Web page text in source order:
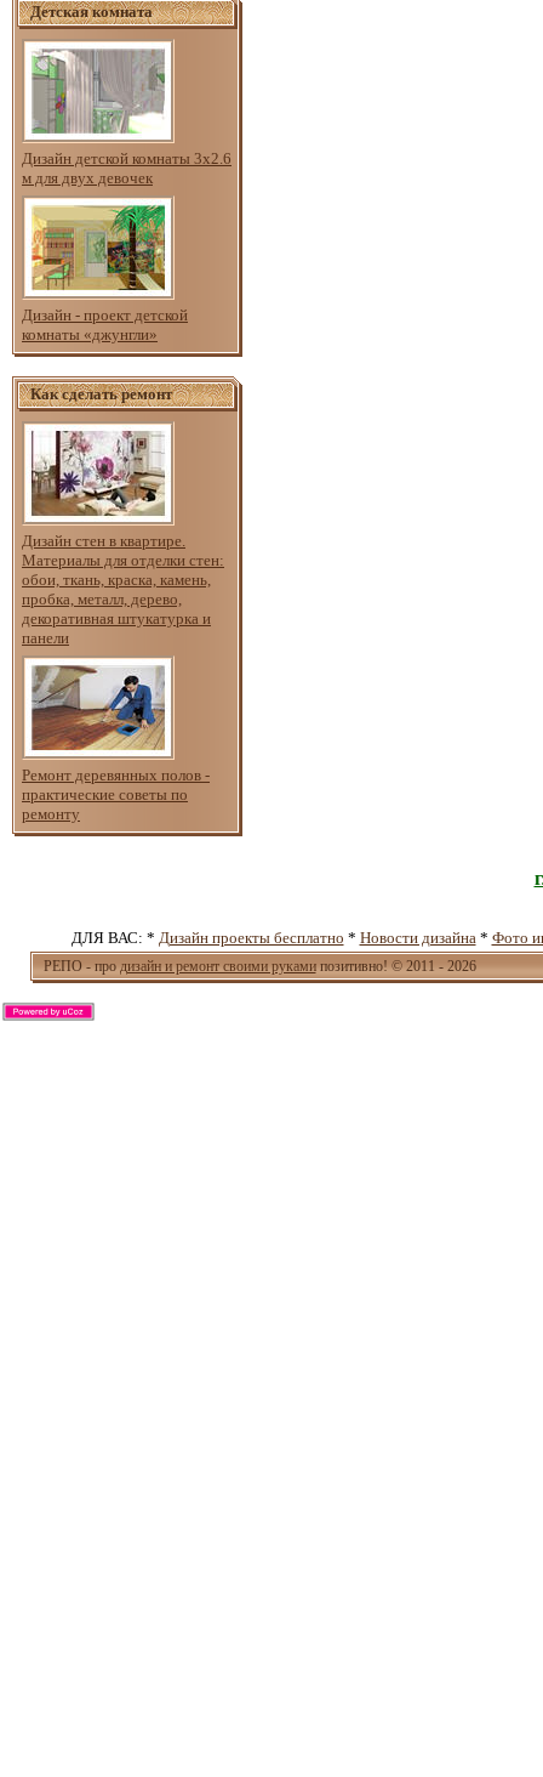
Детская комната
Дизайн детской комнаты 3х2.6
м для двух девочек
Дизайн - проект детской
комнаты «джунгли»
Как сделать ремонт
Дизайн стен в квартире.
Материалы для отделки стен:
обои, ткань, краска, камень,
пробка, металл, дерево,
декоративная штукатурка и
панели
Ремонт деревянных полов -
практические советы по
ремонту
ДЛЯ ВАС: * Дизайн проекты бесплатно * Новости дизайна * Фото
РЕПО - про дизайн и ремонт своими рукамипозитивно! © 2011 - 2026